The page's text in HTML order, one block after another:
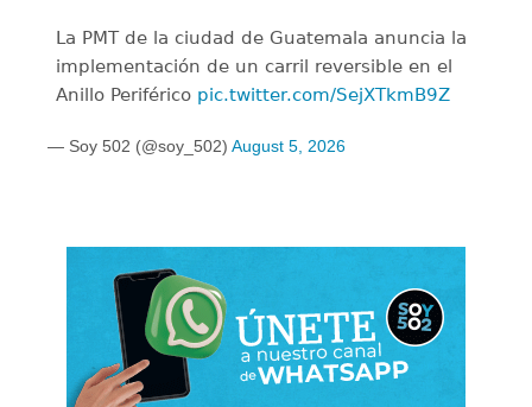
La PMT de la ciudad de Guatemala anuncia la
implementación de un carril reversible en el
Anillo Periférico pic.twitter.com/SejXTkmB9Z
— Soy 502 (@soy_502) August 5, 2026